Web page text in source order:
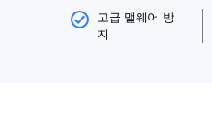
고급 맬웨어 방
지